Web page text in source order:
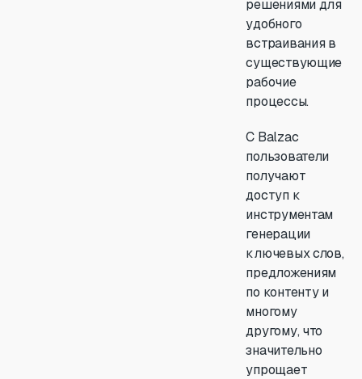
решениями для
удобного
встраивания в
существующие
рабочие
процессы.
С Balzac
пользователи
получают
доступ к
инструментам
генерации
ключевых слов,
предложениям
по контенту и
многому
другому, что
значительно
упрощает